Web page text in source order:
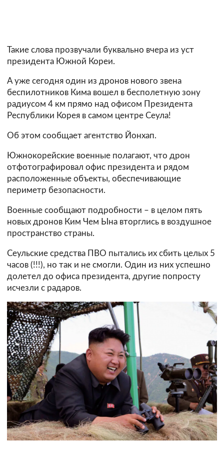
Такие слова прозвучали буквально вчера из уст
президента Южной Кореи.
А уже сегодня один из дронов нового звена
беспилотников Кима вошел в бесполетную зону
радиусом 4 км прямо над офисом Президента
Республики Корея в самом центре Сеула!
Об этом сообщает агентство Йонхап.
Южнокорейские военные полагают, что дрон
отфотографировал офис президента и рядом
расположенные объекты, обеспечивающие
периметр безопасности.
Военные сообщают подробности – в целом пять
новых дронов Ким Чем Ына вторглись в воздушное
пространство страны.
Сеульские средства ПВО пытались их сбить целых 5
часов (!!!), но так и не смогли. Один из них успешно
долетел до офиса президента, другие попросту
исчезли с радаров.